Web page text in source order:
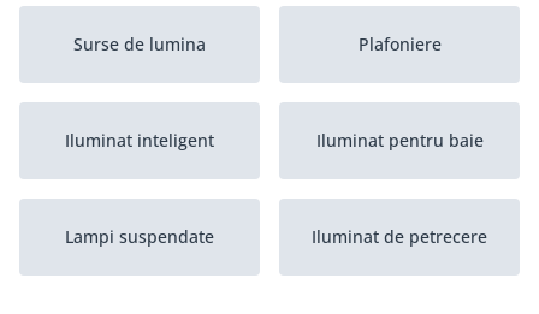
Surse de lumina Plafoniere
Iluminat inteligent Iluminat pentru baie
Lampi suspendate Iluminat de petrecere